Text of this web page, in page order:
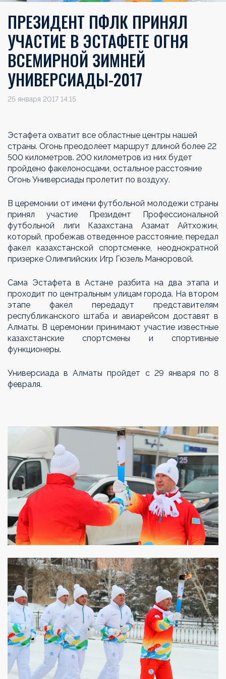
ПРЕЗИДЕНТ ПФЛК ПРИНЯЛ
УЧАСТИЕ В ЭСТАФЕТЕ ОГНЯ
ВСЕМИРНОЙ ЗИМНЕЙ
УНИВЕРСИАДЫ-2017
25 января 2017 14:15
Эстафета охватит все областные центры нашей
страны. Огонь преодолеет маршрут длиной более 22
500 километров. 200 километров из них будет
пройдено факелоносцами, остальное расстояние
Огонь Универсиады пролетит по воздуху.
В церемонии от имени футбольной молодежи страны
принял участие Президент Профессиональной
футбольной лиги Казахстана Азамат Айтхожин,
который, пробежав отведенное расстояние, передал
факел казахстанской спортсменке, неоднократной
призерке Олимпийских Игр Гюзель Манюровой.
Сама Эстафета в Астане разбита на два этапа и
проходит по центральным улицам города. На втором
этапе факел передадут представителям
республиканского штаба и авиарейсом доставят в
Алматы. В церемонии принимают участие известные
казахстанские спортсмены и спортивные
функционеры.
Универсиада в Алматы пройдет с 29 января по 8
февраля.